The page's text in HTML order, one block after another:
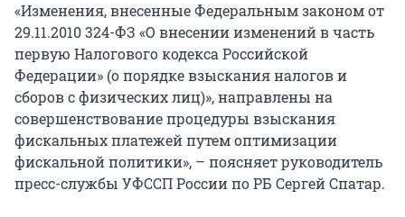
«Изменения, внесенные Федеральным законом от
29.11.2010 324-ФЗ «О внесении изменений в часть
первую Налогового кодекса Российской
Федерации» (о порядке взыскания налогов и
сборов с физических лиц)», направлены на
совершенствование процедуры взыскания
фискальных платежей путем оптимизации
фискальной политики», – поясняет руководитель
пресс-службы УФССП России по РБ Сергей Спатар.